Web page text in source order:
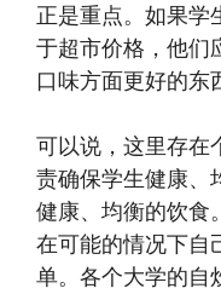
正是重点。如果学
于超市价格，他们
口味方面更好的东
可以说，这里存在
责确保学生健康、
健康、均衡的饮食
在可能的情况下自
单。各个大学的自